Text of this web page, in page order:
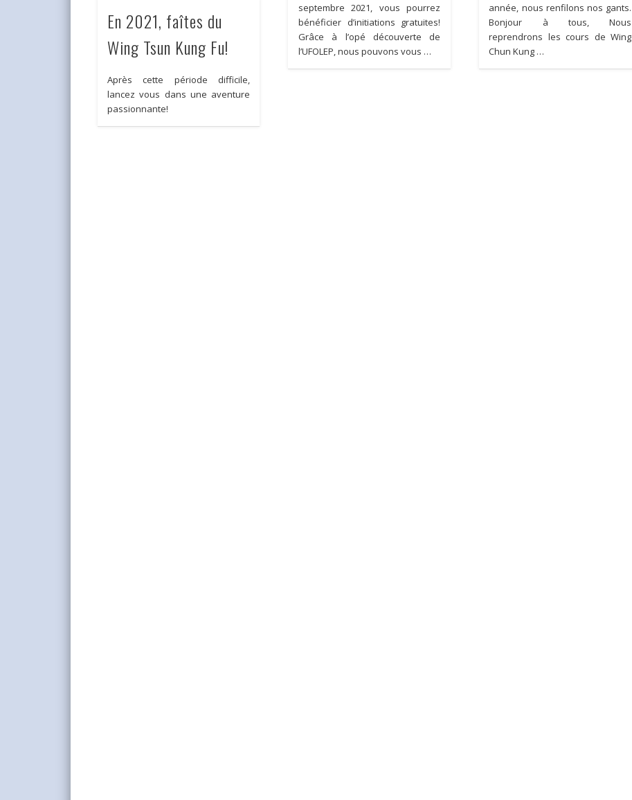
septembre 2021, vous pourrez
bénéficier d’initiations gratuites!
Grâce à l’opé découverte de
l’UFOLEP, nous pouvons vous …
année, nous renfilons nos gants.
Bonjour à tous, Nous
reprendrons les cours de Wing
Chun Kung …
En 2021, faîtes du
Wing Tsun Kung Fu!
Après cette période difficile,
lancez vous dans une aventure
passionnante!